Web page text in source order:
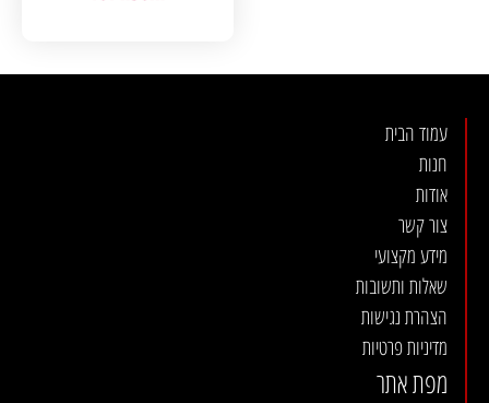
עמוד הבית
חנות
אודות
צור קשר
מידע מקצועי
שאלות ותשובות
הצהרת נגישות
מדיניות פרטיות
מפת אתר